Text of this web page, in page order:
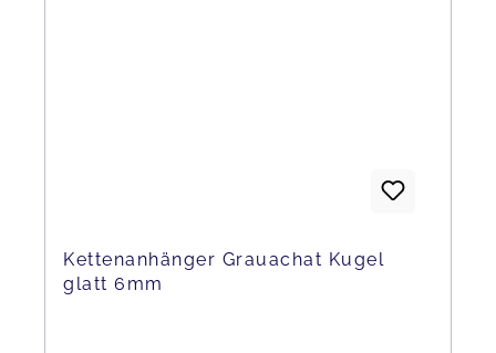
Kettenanhänger Grauachat Kugel
glatt 6mm